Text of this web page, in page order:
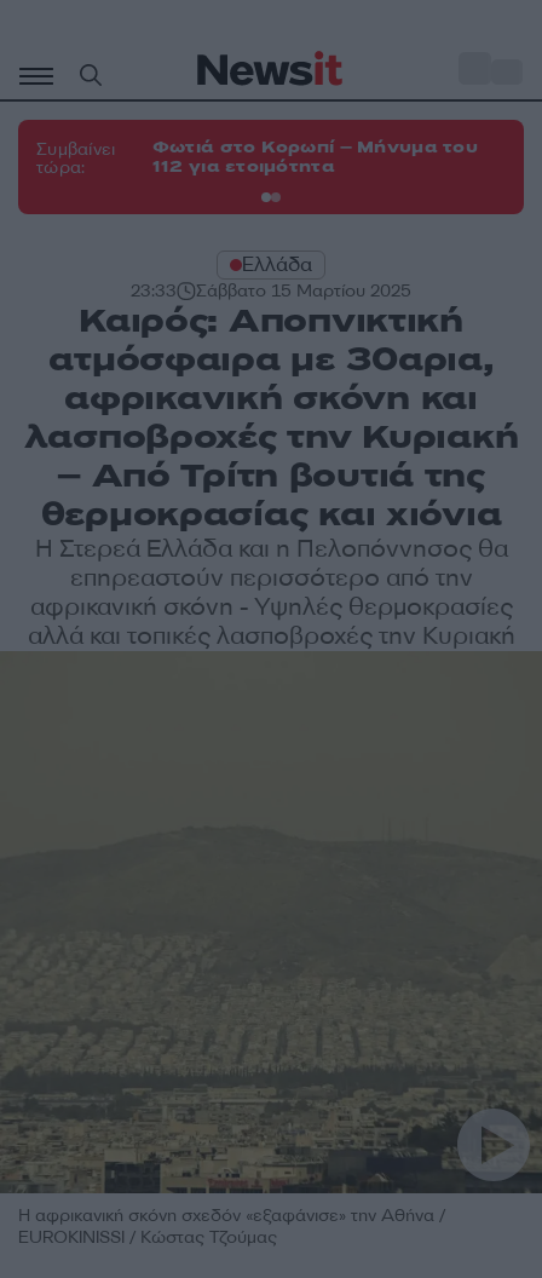
περιεχόμενο
Συμβαίνει
τώρα:
Φωτιά στο Κορωπί – Μήνυμα του
112 για ετοιμότητα
Ελλάδα
23:33 Σάββατο 15 Μαρτίου 2025
Καιρός: Αποπνικτική
ατμόσφαιρα με 30αρια,
αφρικανική σκόνη και
λασποβροχές την Κυριακή
– Από Τρίτη βουτιά της
θερμοκρασίας και χιόνια
Η Στερεά Ελλάδα και η Πελοπόννησος θα
επηρεαστούν περισσότερο από την
αφρικανική σκόνη - Υψηλές θερμοκρασίες
αλλά και τοπικές λασποβροχές την Κυριακή
Η αφρικανική σκόνη σχεδόν «εξαφάνισε» την Αθήνα /
EUROKINISSI / Κώστας Τζούμας